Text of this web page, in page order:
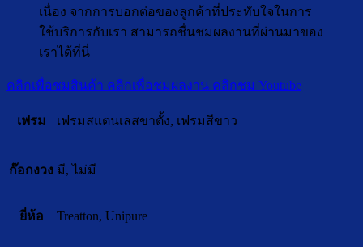
เนื่อง จากการบอกต่อของลูกค้าที่ประทับใจในการ
ใช้บริการกับเรา สามารถชื่นชมผลงานที่ผ่านมาของ
เราได้ที่นี่
คลิกเพื่อชมสินค้า คลิกเพื่อชมผลงาน คลิกชม Youtube
เฟรม เฟรมสแตนเลสขาตั้ง, เฟรมสีขาว
ก๊อกงวง มี, ไม่มี
ยี่ห้อ Treatton, Unipure